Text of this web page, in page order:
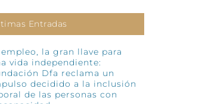
Entradas
empleo, la gran llave para
vida independiente:
Dfa reclama un
decidido a la inclusión
de las personas con